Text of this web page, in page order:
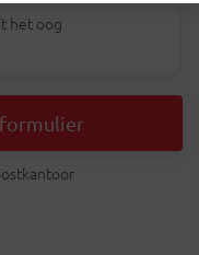
het oog